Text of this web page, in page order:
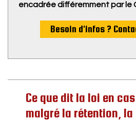
encadrée différemment par le
Besoin d'infos ?
Ce que dit la loi en
malgré la rétention,